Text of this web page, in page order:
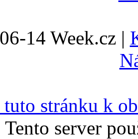
14 Week.cz |
tuto stránku k
Tento server